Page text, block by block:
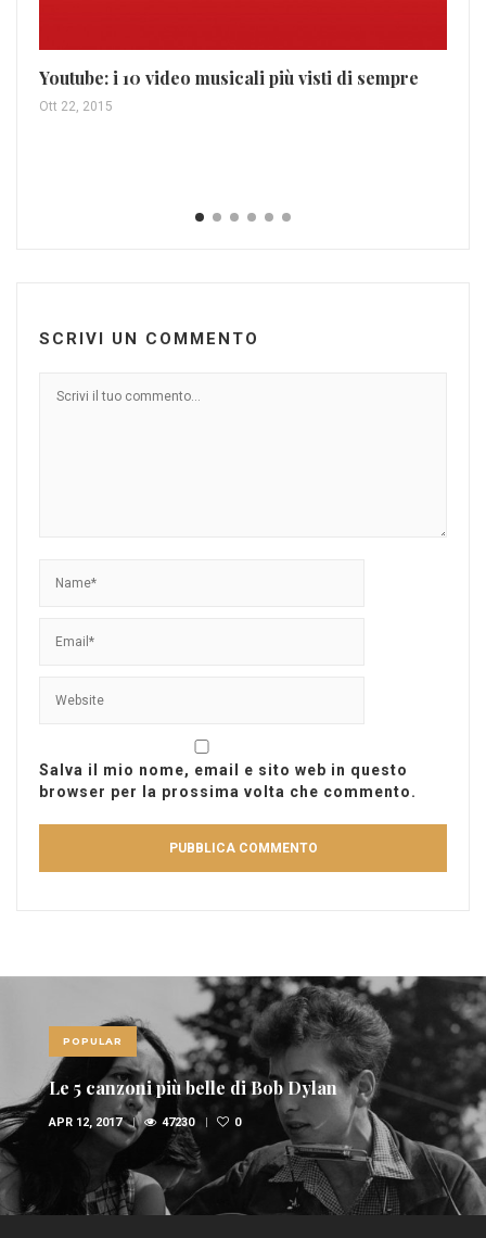
Youtube: i 10 video musicali più visti di sempre
Ott 22, 2015
SCRIVI UN COMMENTO
Salva il mio nome, email e sito web in questo
browser per la prossima volta che commento.
POPULAR
Le 5 canzoni più belle di Bob Dylan
APR 12, 2017 47230 0